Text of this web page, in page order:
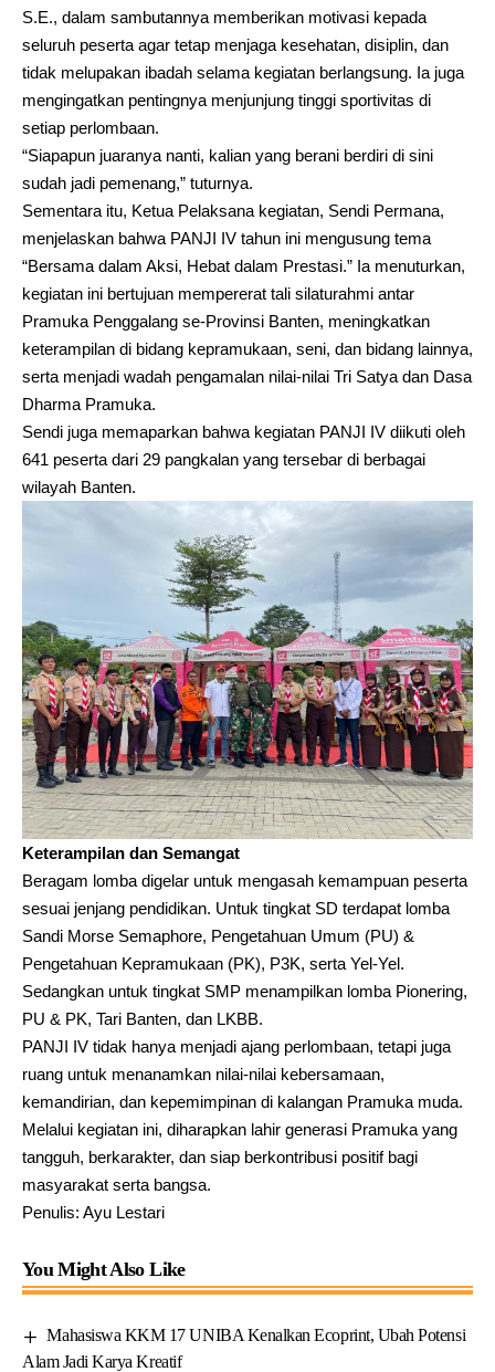
S.E., dalam sambutannya memberikan motivasi kepada
seluruh peserta agar tetap menjaga kesehatan, disiplin, dan
tidak melupakan ibadah selama kegiatan berlangsung. Ia juga
mengingatkan pentingnya menjunjung tinggi sportivitas di
setiap perlombaan.
“Siapapun juaranya nanti, kalian yang berani berdiri di sini
sudah jadi pemenang,” tuturnya.
Sementara itu, Ketua Pelaksana kegiatan, Sendi Permana,
menjelaskan bahwa PANJI IV tahun ini mengusung tema
“Bersama dalam Aksi, Hebat dalam Prestasi.” Ia menuturkan,
kegiatan ini bertujuan mempererat tali silaturahmi antar
Pramuka Penggalang se-Provinsi Banten, meningkatkan
keterampilan di bidang kepramukaan, seni, dan bidang lainnya,
serta menjadi wadah pengamalan nilai-nilai Tri Satya dan Dasa
Dharma Pramuka.
Sendi juga memaparkan bahwa kegiatan PANJI IV diikuti oleh
641 peserta dari 29 pangkalan yang tersebar di berbagai
wilayah Banten.
Keterampilan dan Semangat
Beragam lomba digelar untuk mengasah kemampuan peserta
sesuai jenjang pendidikan. Untuk tingkat SD terdapat lomba
Sandi Morse Semaphore, Pengetahuan Umum (PU) &
Pengetahuan Kepramukaan (PK), P3K, serta Yel-Yel.
Sedangkan untuk tingkat SMP menampilkan lomba Pionering,
PU & PK, Tari Banten, dan LKBB.
PANJI IV tidak hanya menjadi ajang perlombaan, tetapi juga
ruang untuk menanamkan nilai-nilai kebersamaan,
kemandirian, dan kepemimpinan di kalangan Pramuka muda.
Melalui kegiatan ini, diharapkan lahir generasi Pramuka yang
tangguh, berkarakter, dan siap berkontribusi positif bagi
masyarakat serta bangsa.
Penulis: Ayu Lestari
You Might Also Like
Mahasiswa KKM 17 UNIBA Kenalkan Ecoprint, Ubah Potensi
Alam Jadi Karya Kreatif